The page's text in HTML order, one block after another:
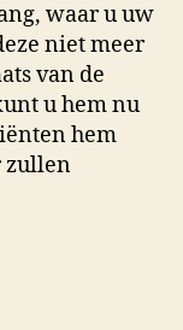
waar u uw
niet meer
van de
u hem nu
hem
zullen